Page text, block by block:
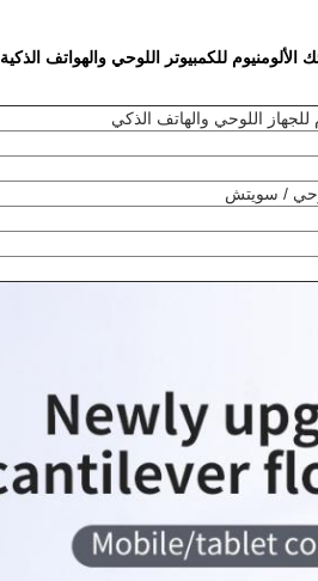
للكمبيوتر اللوحي والهواتف الذكية
اللوحي والهاتف الذكي